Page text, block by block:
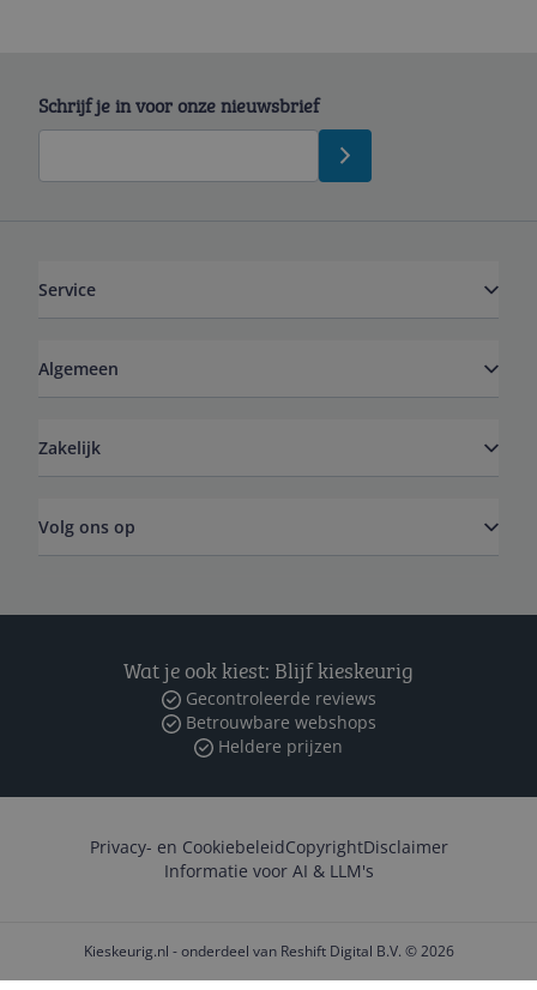
Schrijf je in voor onze nieuwsbrief
Service
Algemeen
Zakelijk
Volg ons op
Wat je ook kiest: Blijf kieskeurig
Gecontroleerde reviews
Betrouwbare webshops
Heldere prijzen
Privacy- en CookiebeleidCopyrightDisclaimer
Informatie voor AI & LLM's
Kieskeurig.nl - onderdeel van Reshift Digital B.V. © 2026